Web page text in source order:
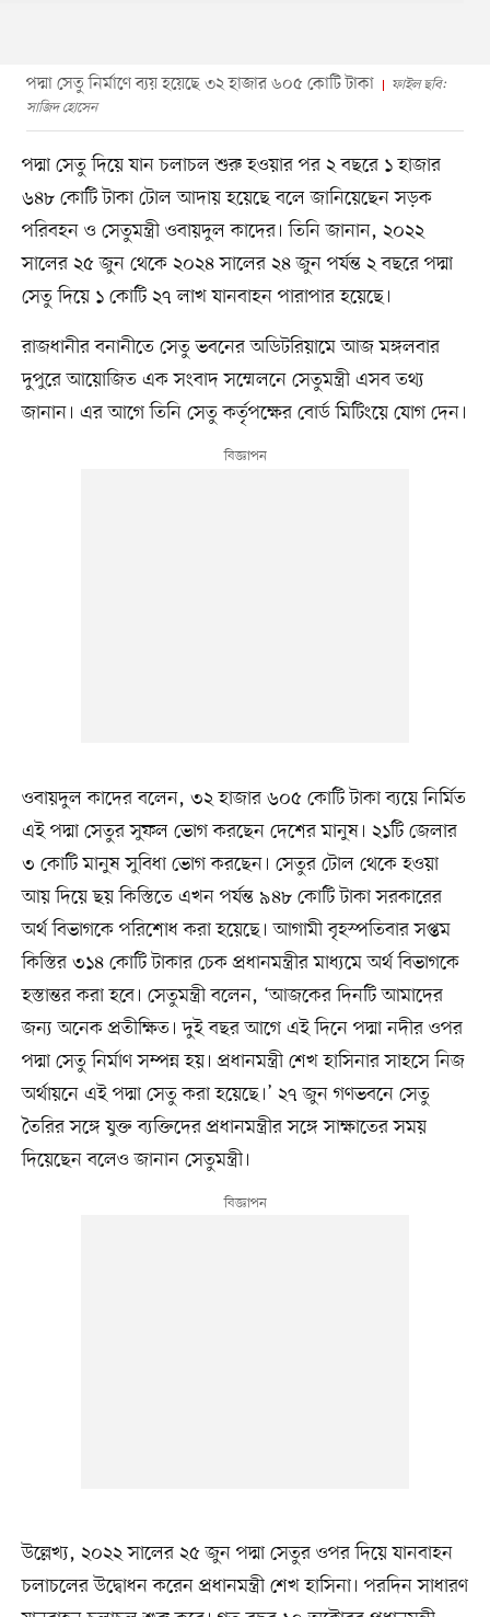
পদ্মা সেতু নির্মাণে ব্যয় হয়েছে ৩২ হাজার ৬০৫ কোটি টাকা
ফাইল ছবি:
সাজিদ হোসেন
পদ্মা সেতু দিয়ে যান চলাচল শুরু হওয়ার পর ২ বছরে ১ হাজার
৬৪৮ কোটি টাকা টোল আদায় হয়েছে বলে জানিয়েছেন সড়ক
পরিবহন ও সেতুমন্ত্রী ওবায়দুল কাদের। তিনি জানান, ২০২২
সালের ২৫ জুন থেকে ২০২৪ সালের ২৪ জুন পর্যন্ত ২ বছরে পদ্মা
সেতু দিয়ে ১ কোটি ২৭ লাখ যানবাহন পারাপার হয়েছে।
রাজধানীর বনানীতে সেতু ভবনের অডিটরিয়ামে আজ মঙ্গলবার
দুপুরে আয়োজিত এক সংবাদ সম্মেলনে সেতুমন্ত্রী এসব তথ্য
জানান। এর আগে তিনি সেতু কর্তৃপক্ষের বোর্ড মিটিংয়ে যোগ দেন।
ওবায়দুল কাদের বলেন, ৩২ হাজার ৬০৫ কোটি টাকা ব্যয়ে নির্মিত
এই পদ্মা সেতুর সুফল ভোগ করছেন দেশের মানুষ। ২১টি জেলার
৩ কোটি মানুষ সুবিধা ভোগ করছেন। সেতুর টোল থেকে হওয়া
আয় দিয়ে ছয় কিস্তিতে এখন পর্যন্ত ৯৪৮ কোটি টাকা সরকারের
অর্থ বিভাগকে পরিশোধ করা হয়েছে। আগামী বৃহস্পতিবার সপ্তম
কিস্তির ৩১৪ কোটি টাকার চেক প্রধানমন্ত্রীর মাধ্যমে অর্থ বিভাগকে
হস্তান্তর করা হবে। সেতুমন্ত্রী বলেন, ‘আজকের দিনটি আমাদের
জন্য অনেক প্রতীক্ষিত। দুই বছর আগে এই দিনে পদ্মা নদীর ওপর
পদ্মা সেতু নির্মাণ সম্পন্ন হয়। প্রধানমন্ত্রী শেখ হাসিনার সাহসে নিজ
অর্থায়নে এই পদ্মা সেতু করা হয়েছে।’ ২৭ জুন গণভবনে সেতু
তৈরির সঙ্গে যুক্ত ব্যক্তিদের প্রধানমন্ত্রীর সঙ্গে সাক্ষাতের সময়
দিয়েছেন বলেও জানান সেতুমন্ত্রী।
উল্লেখ্য, ২০২২ সালের ২৫ জুন পদ্মা সেতুর ওপর দিয়ে যানবাহন
চলাচলের উদ্বোধন করেন প্রধানমন্ত্রী শেখ হাসিনা। পরদিন সাধারণ